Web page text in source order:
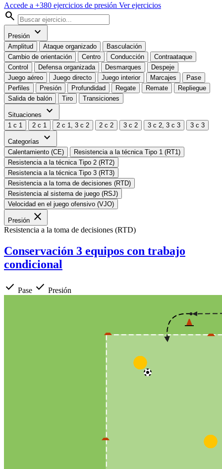
Accede a +380 ejercicios de presión Ver ejercicios
search
Presión expand_more
Amplitud Ataque organizado
Basculación
Cambio de orientación
Centro Conducción
Contraataque
Control
Defensa organizada Desmarques
Despeje
Juego aéreo
Juego directo Juego interior Marcajes
Pase
Perfiles
Presión Profundidad Regate Remate
Repliegue
Salida de balón
Tiro Transiciones
Situaciones expand_more
1 c 1 2 c 1 2 c 1, 3 c 2 2 c 2 3 c 2 3 c 2, 3 c 3 3 c 3
Categorías expand_more
Calentamiento (CE)
Resistencia a la técnica Tipo 1 (RT1)
Resistencia a la técnica Tipo 2 (RT2)
Resistencia a la técnica Tipo 3 (RT3)
Resistencia a la toma de decisiones (RTD)
Resistencia al sistema de juego (RSJ)
Velocidad en el juego ofensivo (VJO)
Presión close
Resistencia a la toma de decisiones (RTD)
Conservación 3 equipos con trabajo
condicional
check Pase check Presión